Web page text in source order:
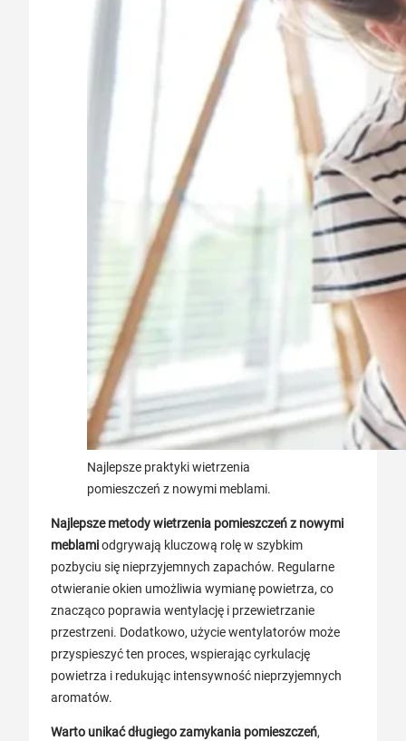
Najlepsze praktyki wietrzenia
pomieszczeń z nowymi meblami.
Najlepsze metody wietrzenia pomieszczeń z nowymi
meblamiodgrywają kluczową rolę w szybkim
pozbyciu się nieprzyjemnych zapachów. Regularne
otwieranie okien umożliwia wymianę powietrza, co
znacząco poprawia wentylację i przewietrzanie
przestrzeni. Dodatkowo, użycie wentylatorów może
przyspieszyć ten proces, wspierając cyrkulację
powietrza i redukując intensywność nieprzyjemnych
aromatów.
Warto unikać długiego zamykania pomieszczeń,